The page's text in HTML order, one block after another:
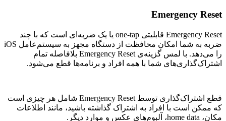
Emergency Reset
Emergency Reset قابلیتی one-tap یا یک ضربه‌ای است که با چند
ضربه به شما امکان محافظت از دستگاه مجهز به سیستم‌عامل iOS
را می‌دهد. با لمس گزینه‌ی Emergency Reset بلافاصله تمام
اشتراک‌گذاری‌های شما با همه افراد و برنامه‌ها قطع می‌شود.
قطع اشتراک‌گذاری توسط Emergency Reset شامل هر چیزی است
که ممکن است با افراد به اشتراک گذاشته باشید، مانند اطلاعات
مکان، home data، آلبوم‌های عکس و موارد دیگر.